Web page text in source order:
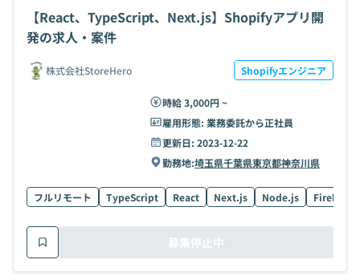
【React、TypeScript、Next.js】Shopifyアプリ開
発の求人・案件
株式会社StoreHero Shopifyエンジニア
時給 3,000円 ~
雇用形態: 業務委託から正社員
更新日: 2023-12-22
勤務地:埼玉県千葉県東京都神奈川県
フルリモート TypeScript React Next.js Node.js Firebase
募集停止中